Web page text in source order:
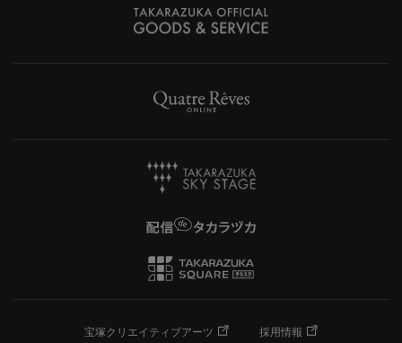
宝塚クリエイティブアーツ
採用情報